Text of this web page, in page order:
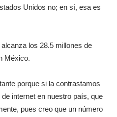
Unidos no; en sí, esa es
los 28.5 millones de
México.
porque si la contrastamos
internet en nuestro país, que
pues creo que un número